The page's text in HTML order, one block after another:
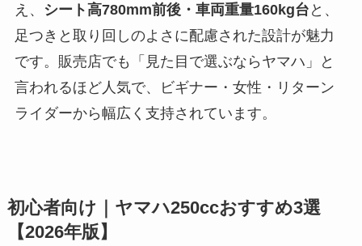
え、
シート高780mm前後・車両重量160kg台 と、
足つきと取り回しのよさに配慮された設計が魅力
です。販売店でも「見た目で選ぶならヤマハ」と
言われるほど人気で、ビギナー・女性・リターン
ライダーから幅広く支持されています。
初心者向け｜ヤマハ250ccおすすめ3選
【2026年版】